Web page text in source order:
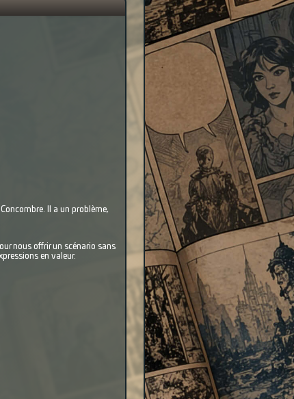
Il a un problème,
nous offrir un scénario sans
en valeur.